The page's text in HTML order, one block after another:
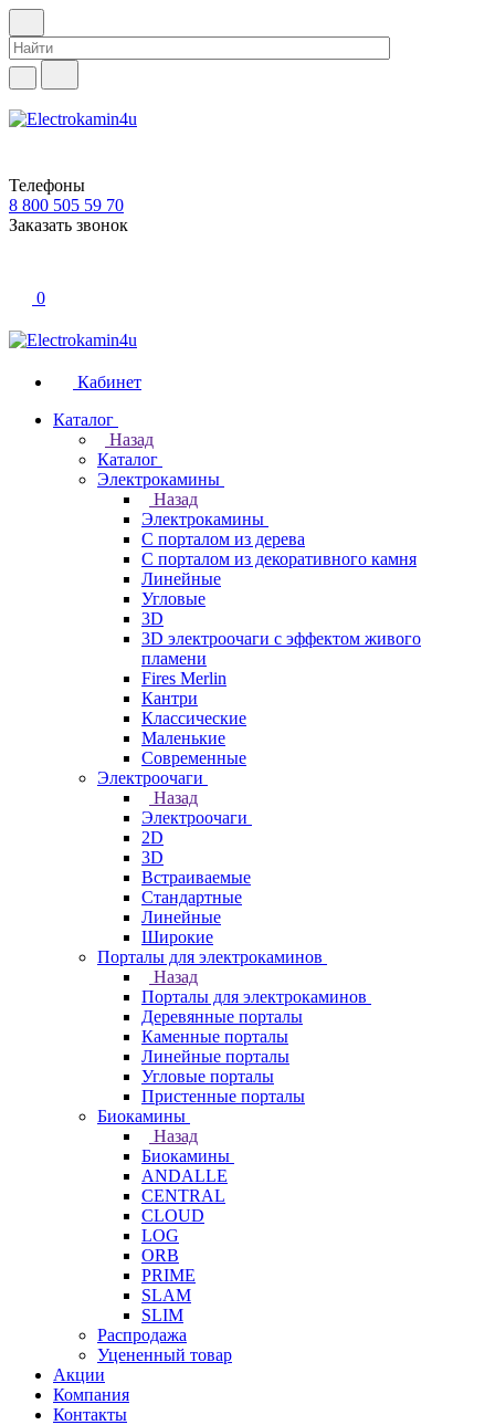
Телефоны
8 800 505 59 70
Заказать звонок
0
Кабинет
Каталог
Назад
Каталог
Электрокамины
Назад
Электрокамины
С порталом из дерева
С порталом из декоративного камня
Линейные
Угловые
3D
3D электроочаги с эффектом живого
пламени
Fires Merlin
Кантри
Классические
Маленькие
Современные
Электроочаги
Назад
Электроочаги
2D
3D
Встраиваемые
Стандартные
Линейные
Широкие
Порталы для электрокаминов
Назад
Порталы для электрокаминов
Деревянные порталы
Каменные порталы
Линейные порталы
Угловые порталы
Пристенные порталы
Биокамины
Назад
Биокамины
ANDALLE
CENTRAL
CLOUD
LOG
ORB
PRIME
SLAM
SLIM
Распродажа
Уцененный товар
Акции
Компания
Контакты